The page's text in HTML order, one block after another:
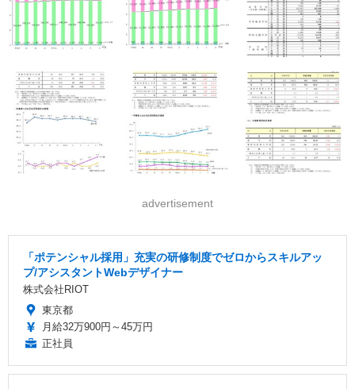
advertisement
「ポテンシャル採用」充実の研修制度でゼロからスキルアッ
プ/アシスタントWebデザイナー
株式会社RIOT
東京都
月給32万900円～45万円
正社員